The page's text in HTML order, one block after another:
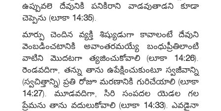
ఉప్పువలె దేవునికి పనికిరాని వాడవుతాడని కూడా
చెప్పెను (లూకా 14:35).
మార్పు చెందిన వ్యక్తి శిష్యుడుగా కావాలంటే దేవుని
వెంబడించటానికి అవాంతరమయ్యే బంధుప్రీతిలాంటి
వాటిని మొదటగా త్యజించుకోవాలి (లూకా 14:26).
రెండవదిగా, తన్ను తాను ఉపేక్షించుకుంటూ స్వజీవాన్ని
(స్వచిత్తాన్ని) ప్రతి రోజూ మరణానికి గురిచేయాలి (లూకా
14:27). మూడవదిగా, సిరి సంపదల యెడల గల
ప్రేమను తాను వదులుకోవాలి (లూకా 14:33). ఎవడైనా